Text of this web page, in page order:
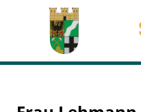
Zum Hauptinhalt springen
Zum Header
Zum Hauptinhalt
Zum Footer